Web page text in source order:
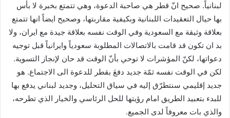
ك
ر
و
ن
ي
ا
لبنانياً. صحيح انّ قطر هي صاحبة الدعوة، وهي تتمتع بخبرة لا بأس
بها حيال التعقيدات اللبنانية وبكيفية مقاربتها، وصحيح ايضاً انها تتمتع
بعلاقة وثيقة مع السعودية وفي الوقت نفسه بعلاقة جيدة مع ايران، ولا
بد ان تكون قد قامت بالاتصالات المطلوبة سعودياً وايرانياً قبل توجيه
دعواتها، لكنّ المؤشرات لا توحي بأنّ الوقت قد حان لإنجاز التسوية.
لكن في الوقت نفسه ثمّة جديد دفعَ بقطر للدعوة الى الاجتماع. هو
جديد إقليمي سنتطرّق إليه في سياق التحليل، وجديد لبناني يدفع بها
للبدء بتعبيد الطريق امام رؤيتها للحل الرئاسي والخيار الذي تطرحه،
والذي بات معروفاً لدى الجميع.